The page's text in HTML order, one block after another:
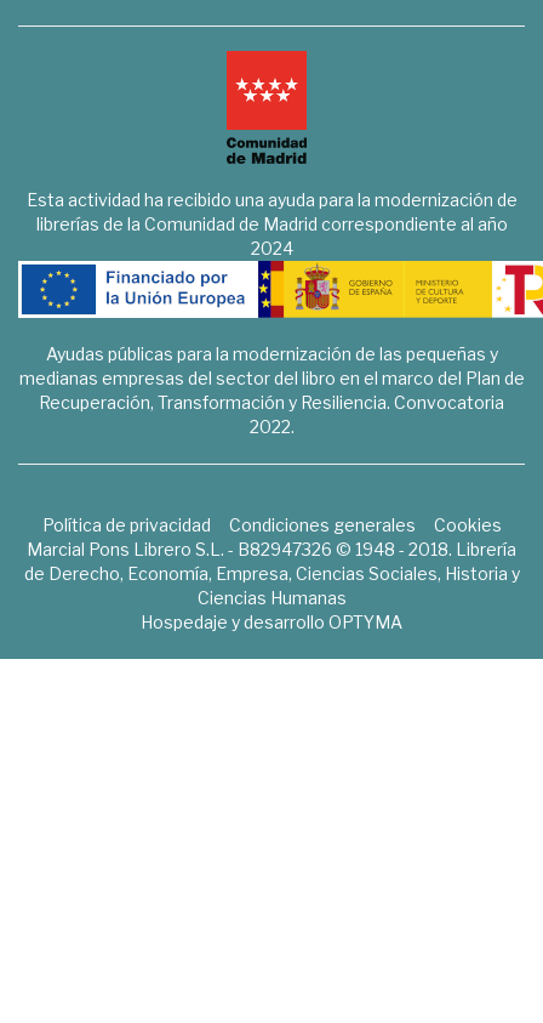
Esta actividad ha recibido una ayuda para la modernización de
librerías de la Comunidad de Madrid correspondiente al año
2024
Ayudas públicas para la modernización de las pequeñas y
medianas empresas del sector del libro en el marco del Plan de
Recuperación, Transformación y Resiliencia. Convocatoria
2022.
Política de privacidad Condiciones generales
Cookies
Marcial Pons Librero S.L. - B82947326 © 1948 - 2018. Librería
de Derecho, Economía, Empresa, Ciencias Sociales, Historia y
Ciencias Humanas
Hospedaje y desarrollo OPTYMA